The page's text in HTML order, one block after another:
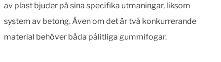
av plast bjuder på sina specifika utmaningar, liksom
system av betong. Även om det är två konkurrerande
material behöver båda pålitliga gummifogar.